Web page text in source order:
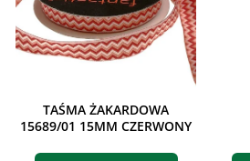
TAŚMA ŻAKARDOWA
15689/01 15MM CZERWONY